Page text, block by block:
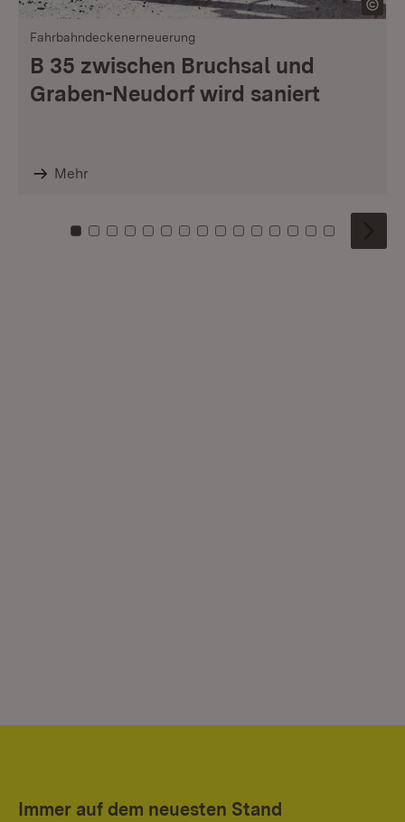
Fahrbahndeckenerneuerung
B 35 zwischen Bruchsal und
Graben-Neudorf wird saniert
Mehr
Zu Kachel: 0
Zu Kachel: 1
Zu Kachel: 2
Zu Kachel: 3
Zu Kachel: 4
Zu Kachel: 5
Zu Kachel: 6
Zu Kachel: 7
Zu Kachel: 8
Zu Kachel: 9
Zu Kachel: 10
Zu Kachel: 11
Zu Kachel: 12
Zu Kachel:
Zu
Immer auf dem neuesten Stand